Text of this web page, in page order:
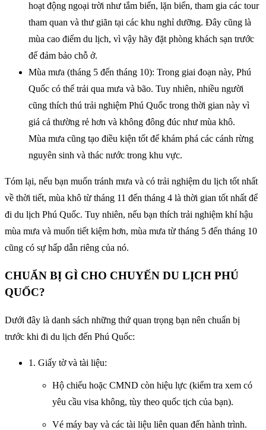
hoạt động ngoại trời như tắm biển, lặn biển, tham gia các tour
tham quan và thư giãn tại các khu nghỉ dưỡng. Đây cũng là
mùa cao điểm du lịch, vì vậy hãy đặt phòng khách sạn trước
để đảm bảo chỗ ở.
Mùa mưa (tháng 5 đến tháng 10): Trong giai đoạn này, Phú
Quốc có thể trải qua mưa và bão. Tuy nhiên, nhiều người
cũng thích thú trải nghiệm Phú Quốc trong thời gian này vì
giá cả thường rẻ hơn và không đông đúc như mùa khô.
Mùa mưa cũng tạo điều kiện tốt để khám phá các cánh rừng
nguyên sinh và thác nước trong khu vực.
Tóm lại, nếu bạn muốn tránh mưa và có trải nghiệm du lịch tốt nhất
về thời tiết, mùa khô từ tháng 11 đến tháng 4 là thời gian tốt nhất để
đi du lịch Phú Quốc. Tuy nhiên, nếu bạn thích trải nghiệm khí hậu
mùa mưa và muốn tiết kiệm hơn, mùa mưa từ tháng 5 đến tháng 10
cũng có sự hấp dẫn riêng của nó.
CHUẨN BỊ GÌ CHO CHUYẾN DU LỊCH PHÚ
QUỐC?
Dưới đây là danh sách những thứ quan trọng bạn nên chuẩn bị
trước khi đi du lịch đến Phú Quốc:
1. Giấy tờ và tài liệu:
Hộ chiếu hoặc CMND còn hiệu lực (kiểm tra xem có
yêu cầu visa không, tùy theo quốc tịch của bạn).
Vé máy bay và các tài liệu liên quan đến hành trình.